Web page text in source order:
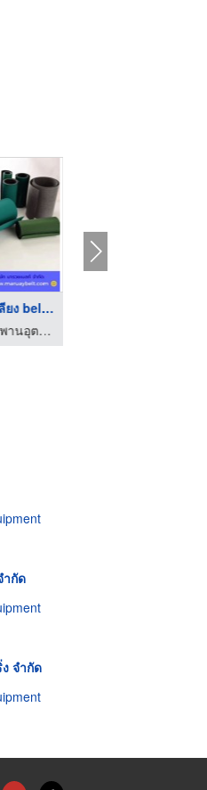
สายพานลําเลียง belt ...
จำหน่ายสายพานอุตสาหกรรม - มารวยเบลท์
ำกัด
จำกัด